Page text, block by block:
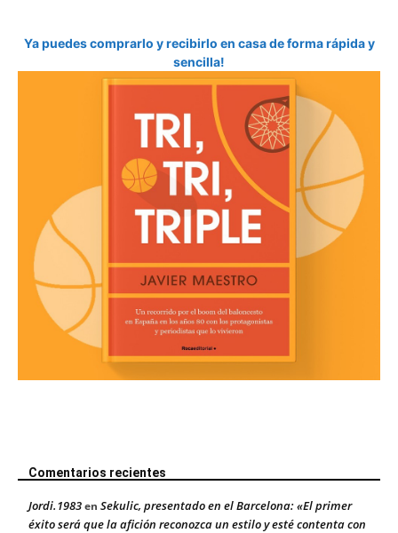
Ya puedes comprarlo y recibirlo en casa de forma rápida y
sencilla!
Comentarios recientes
Jordi.1983en Sekulic, presentado en el Barcelona: «El primer
éxito será que la afición reconozca un estilo y esté contenta con